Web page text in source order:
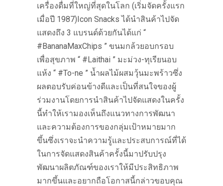
เครื่องดื่มที่ใหญ่ที่สุดในโลก (เริ่มจัดครั้งแรก
เมื่อปี 1987)Icon Snacks ได้นำสินค้าไปจัด
แสดงถึง 3 แบรนด์ด้วยกันได้แก่ “
#BananaMaxChips ” ขนมกล้วยอบกรอบ
เพื่อสุขภาพ “ #Laithai ” มะม่วง-ทุเรียนอบ
แห้ง “ #To-ne ” น้ำผลไม้ผสมวุ้นมะพร้าวซึ่ง
ผลตอบรับค่อนข้างดีและเป็นที่สนใจของผู้
ร่วมงานโดยการนำสินค้าไปจัดแสดงในครั้ง
นี้ทำให้เรามองเห็นถึงแนวทางการพัฒนา
และความต้องการของกลุ่มเป้าหมายมาก
ขึ้นซึ่งเราจะนำความรู้และประสบการณ์ที่ได้
ในการจัดแสดงสินค้าครั้งนี้มาปรับปรุง
พัฒนาผลิตภัณฑ์ของเราให้มีประสิทธิภาพ
มากขึ้นและอยากถือโอกาสนี้กล่าวขอบคุณ